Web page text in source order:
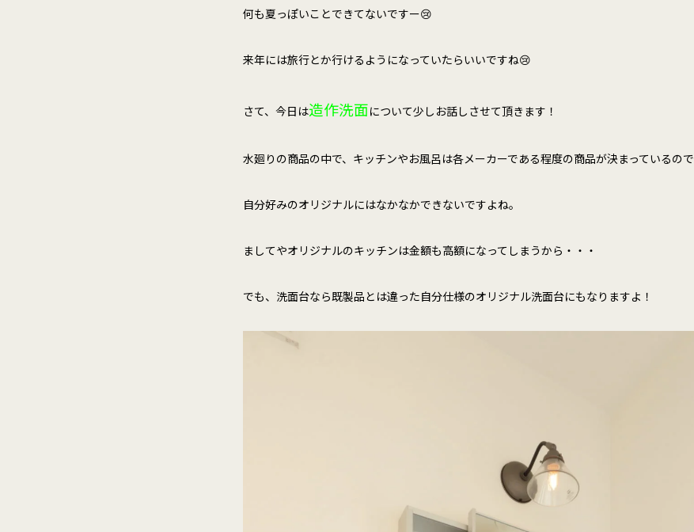
何も夏っぽいことできてないですー😢
来年には旅行とか行けるようになっていたらいいですね😢
さて、今日は造作洗面について少しお話しさせて頂きます！
水廻りの商品の中で、キッチンやお風呂は各メーカーである程度の商品が決まっているので
自分好みのオリジナルにはなかなかできないですよね。
ましてやオリジナルのキッチンは金額も高額になってしまうから・・・
でも、洗面台なら既製品とは違った自分仕様のオリジナル洗面台にもなりますよ！